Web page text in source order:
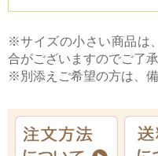
※サイズの小さい商品は
合がございますのでご了承
※別添えご希望の方は、